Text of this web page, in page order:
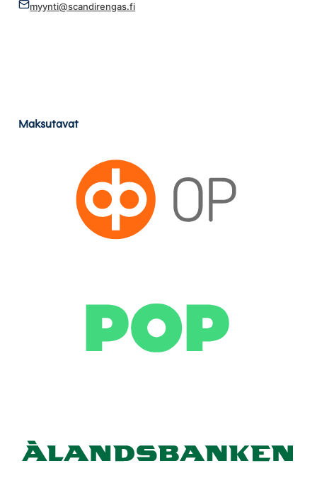
myynti@scandirengas.fi
Maksutavat